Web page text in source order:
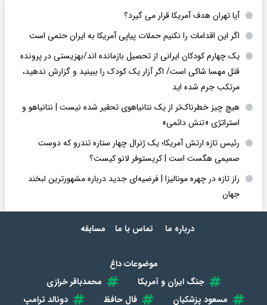
آیا تهران هدف آمریکا قرار می گیرد؟
اگر این اقدامات را نکنیم حملات پیاپی آمریکا به ایران حتمی است
یک چهارم کودکان ایرانی از تحصیل بازمانده اند/بهزیستی در پرونده
قتل مهسا شاکی است/ اگر آزار یک کودک را ببینید و گزارش ندهید،
مرتکب جرم شده اید
هیچ چیز خطرناک‌تر از یک نتانیاهوی تحقیر شده نیست | نتانیاهو و
استراتژی «تنش دائمی»
رئیس تازه ارتش آمریکا؛ یک ژنرال چهار ستاره تندرو که دوست
صمیمی هگست است | کریستوفر لانو کیست؟
راز تازه در چهره مونالیزا | فرضیه‌ای جدید درباره مشهورترین لبخند
جهان
درباره ما تماس با ما مسابقه
موضوعات داغ
جنگ ایران و آمریکا
محمدباقر خرازی
مسعود پزشکیان
فال حافظ دونالد ترامپ